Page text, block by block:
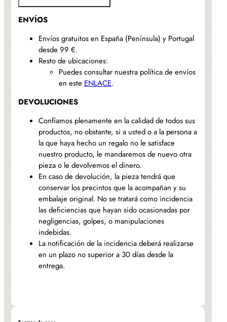
ENVÍOS
Envíos gratuitos en España (Península) y Portugal
desde 99 €.
Resto de ubicaciones:
Puedes consultar nuestra política de envíos
en este ENLACE.
DEVOLUCIONES
Confíamos plenamente en la calidad de todos sus
productos, no obstante, si a usted o a la persona a
la que haya hecho un regalo no le satisface
nuestro producto, le mandaremos de nuevo otra
pieza o le devolvemos el dinero.
En caso de devolución, la pieza tendrá que
conservar los precintos que la acompañan y su
embalaje original. No se tratará como incidencia
las deficiencias que hayan sido ocasionadas por
negligencias, golpes, o manipulaciones
indebidas.
La notificación de la incidencia deberá realizarse
en un plazo no superior a 30 días desde la
entrega.